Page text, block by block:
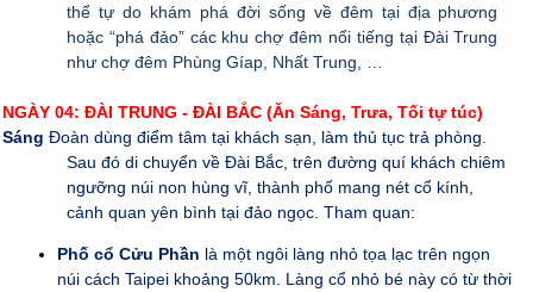
thể tự do khám phá đời sống về đêm tại địa phương
hoặc “phá đảo” các khu chợ đêm nổi tiếng tại Đài Trung
như chợ đêm Phùng Gíap, Nhất Trung, …
NGÀY 04: ĐÀI TRUNG - ĐÀI BẮC (Ăn Sáng, Trưa, Tối tự túc)
Sáng Đoàn dùng điểm tâm tại khách sạn, làm thủ tục trả phòng.
Sau đó di chuyển về Đài Bắc, trên đường quí khách chiêm
ngưỡng núi non hùng vĩ, thành phố mang nét cổ kính,
cảnh quan yên bình tại đảo ngọc. Tham quan:
Phố cổ Cửu Phần là một ngôi làng nhỏ tọa lạc trên ngọn
núi cách Taipei khoảng 50km. Làng cổ nhỏ bé này có từ thời